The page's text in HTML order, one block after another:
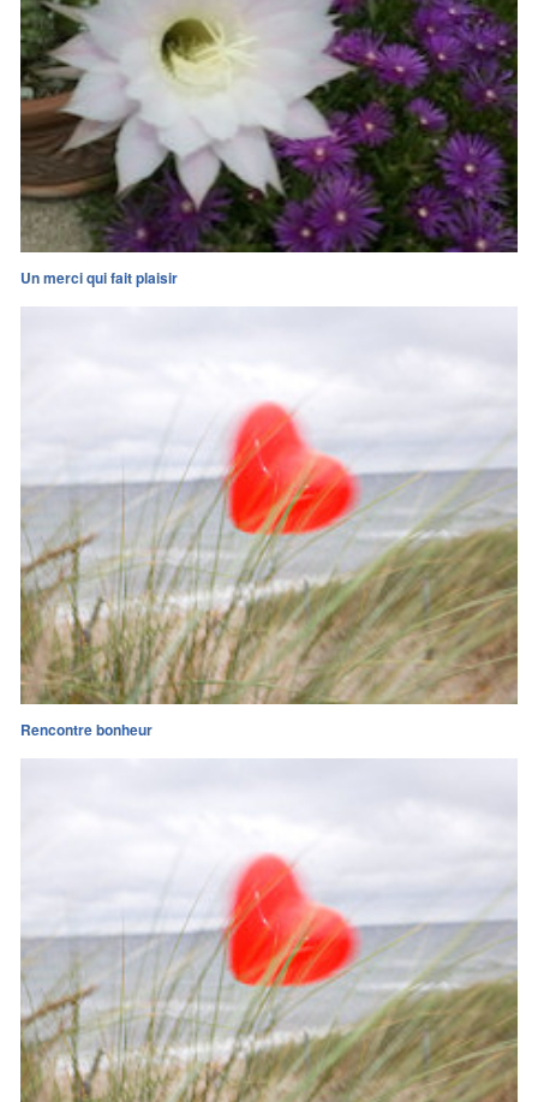
Un merci qui fait plaisir
Rencontre bonheur